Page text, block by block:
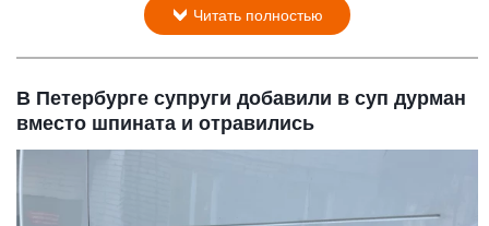
Читать полностью
В Петербурге супруги добавили в суп дурман
вместо шпината и отравились